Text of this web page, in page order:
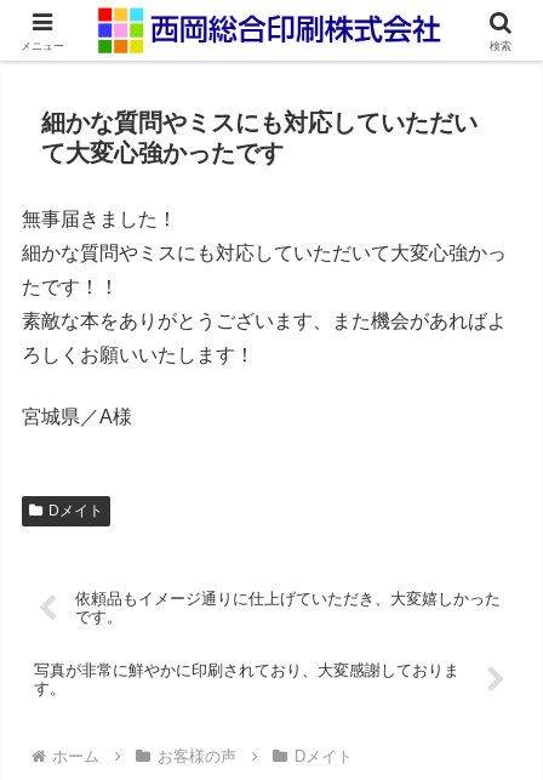
ネット印刷通販・オンデマンド印刷
細かな質問やミスにも対応していただい
て大変心強かったです
無事届きました！
細かな質問やミスにも対応していただいて大変心強かっ
たです！！
素敵な本をありがとうございます、また機会があればよ
ろしくお願いいたします！
宮城県／A様
Dメイト
依頼品もイメージ通りに仕上げていただき、大変嬉しかった
です。
写真が非常に鮮やかに印刷されており、大変感謝しておりま
す。
ホーム お客様の声 Dメイト
メニュー 検索